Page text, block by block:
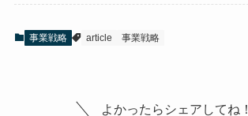
事業戦略 article 事業戦略
よかったらシェアしてね！